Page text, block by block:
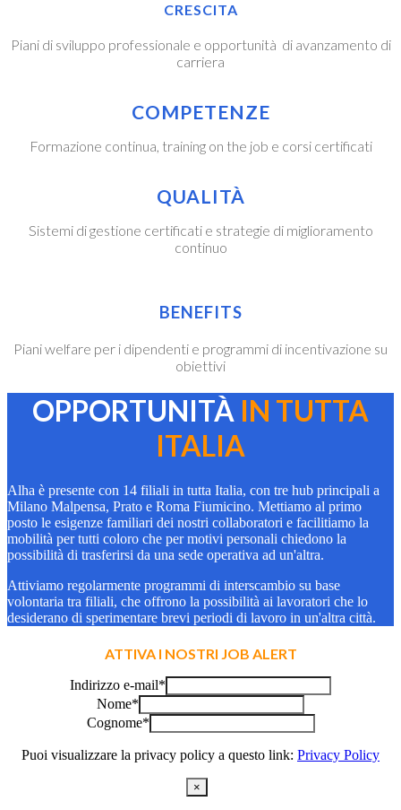
CRESCITA
Piani di sviluppo professionale e opportunità di avanzamento di
carriera
COMPETENZE
Formazione continua, training on the job e corsi certificati
QUALITÀ
Sistemi di gestione certificati e strategie di miglioramento
continuo
BENEFITS
Piani welfare per i dipendenti e programmi di incentivazione su
obiettivi
OPPORTUNITÀ IN TUTTA
ITALIA
Alha è presente con 14 filiali in tutta Italia, con tre hub principali a
Milano Malpensa, Prato e Roma Fiumicino. Mettiamo al primo
posto le esigenze familiari dei nostri collaboratori e facilitiamo la
mobilità per tutti coloro che per motivi personali chiedono la
possibilità di trasferirsi da una sede operativa ad un'altra.
Attiviamo regolarmente programmi di interscambio su base
volontaria tra filiali, che offrono la possibilità ai lavoratori che lo
desiderano di sperimentare brevi periodi di lavoro in un'altra città.
ATTIVA I NOSTRI JOB ALERT
Indirizzo e-mail*
Nome*
Cognome*
Puoi visualizzare la privacy policy a questo link: Privacy Policy
×